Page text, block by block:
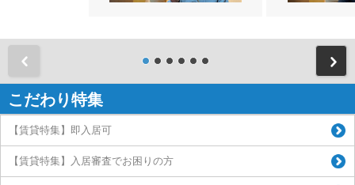
こだわり特集
【賃貸特集】即入居可
【賃貸特集】入居審査でお困りの方